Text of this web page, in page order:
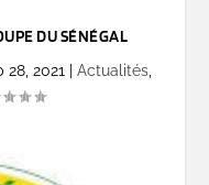
DU SÉNÉGAL
28, 2021 Actualités